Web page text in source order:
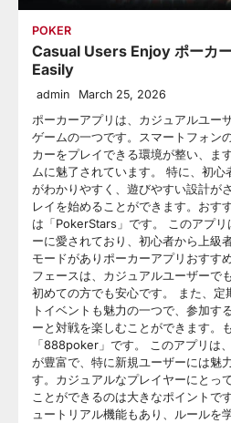
POKER
Casual Users Enjoy ポーカ
Easily
admin March 25, 2026
ポーカーアプリは、カジュアルユー
ゲームの一つです。スマートフォン
カーをプレイできる環境が整い、ま
ムに魅了されています。 特に、初
がわかりやすく、遊びやすい設計が
レイを始めることができます。おす
は「PokerStars」です。 このアプ
ーに愛されており、初心者から上級
モードがありポーカーアプリおすす
フェースは、カジュアルユーザーで
初めての方でも安心です。 また、定
トイベントも魅力の一つで、参加す
ーと対戦を楽しむことができます。
「888poker」です。 このアプリは
が豊富で、特に新規ユーザーには魅
す。カジュアルなプレイヤーにとっ
ことができるのは大きなポイントで
ュートリアル機能もあり、ルールを